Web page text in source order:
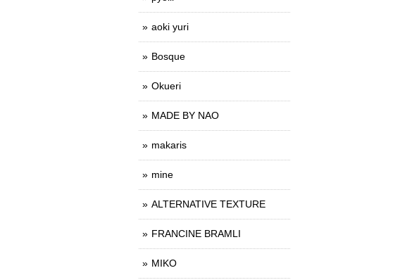
aoki yuri
Bosque
Okueri
MADE BY NAO
makaris
mine
ALTERNATIVE TEXTURE
FRANCINE BRAMLI
MIKO